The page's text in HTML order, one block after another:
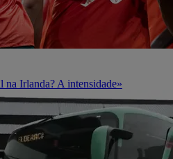
Irlanda? A intensidade»